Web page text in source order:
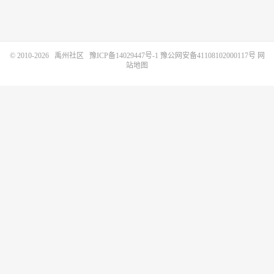
© 2010-2026 禹州社区 豫ICP备14029447号-1 豫公网安备41108102000117号 网
站地图